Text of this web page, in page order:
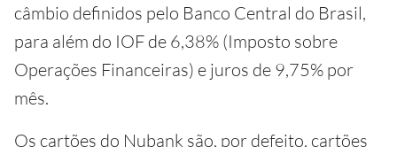
câmbio definidos pelo Banco Central do Brasil,
para além do IOF de 6,38% (Imposto sobre
Operações Financeiras) e juros de 9,75% por
mês.
Os cartões do Nubank são, por defeito, cartões